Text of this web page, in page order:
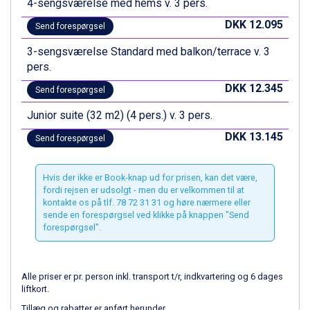
St. Anton fra DKK 7.245
Zell am See fra DKK 4.095
Canazei fra DKK 4.745
Livigno fra DKK 4.145
Ponte di Legno fra DKK 4.745
Bad Gastein fra DKK 4.195
Alleghe fra DKK 5.595
Sauze dOulx fra DKK 4.045
Arabba fra DKK 7.045
La Thuile fra DKK 4.595
Val Thorens fra DKK 5.395
Cervinia fra DKK 5.295
Sölden fra DKK 8.445
Bad Hofgastein fra DKK 5.495
Passo Tonale fra DKK 3.795
Saalbach fra DKK 5.945
Sestriere fra DKK 4.395
Fieberbrunn fra DKK 6.145
4-sengsværelse med hems v. 3 pers.
Send forespørgsel DKK 12.095
3-sengsværelse Standard med balkon/terrace v. 3
pers.
Send forespørgsel DKK 12.345
Junior suite (32 m2) (4 pers.) v. 3 pers.
Send forespørgsel DKK 13.145
Hvis der ikke er Book-knap ud for prisen, kan det være,
fordi rejsen er udsolgt - men du er velkommen til at
kontakte os på tlf. 78 72 31 31 og høre nærmere eller
sende en forespørgsel ved klikke på knappen "Send
forespørgsel".
Alle priser er pr. person inkl. transport t/r, indkvartering og 6 dages
liftkort.